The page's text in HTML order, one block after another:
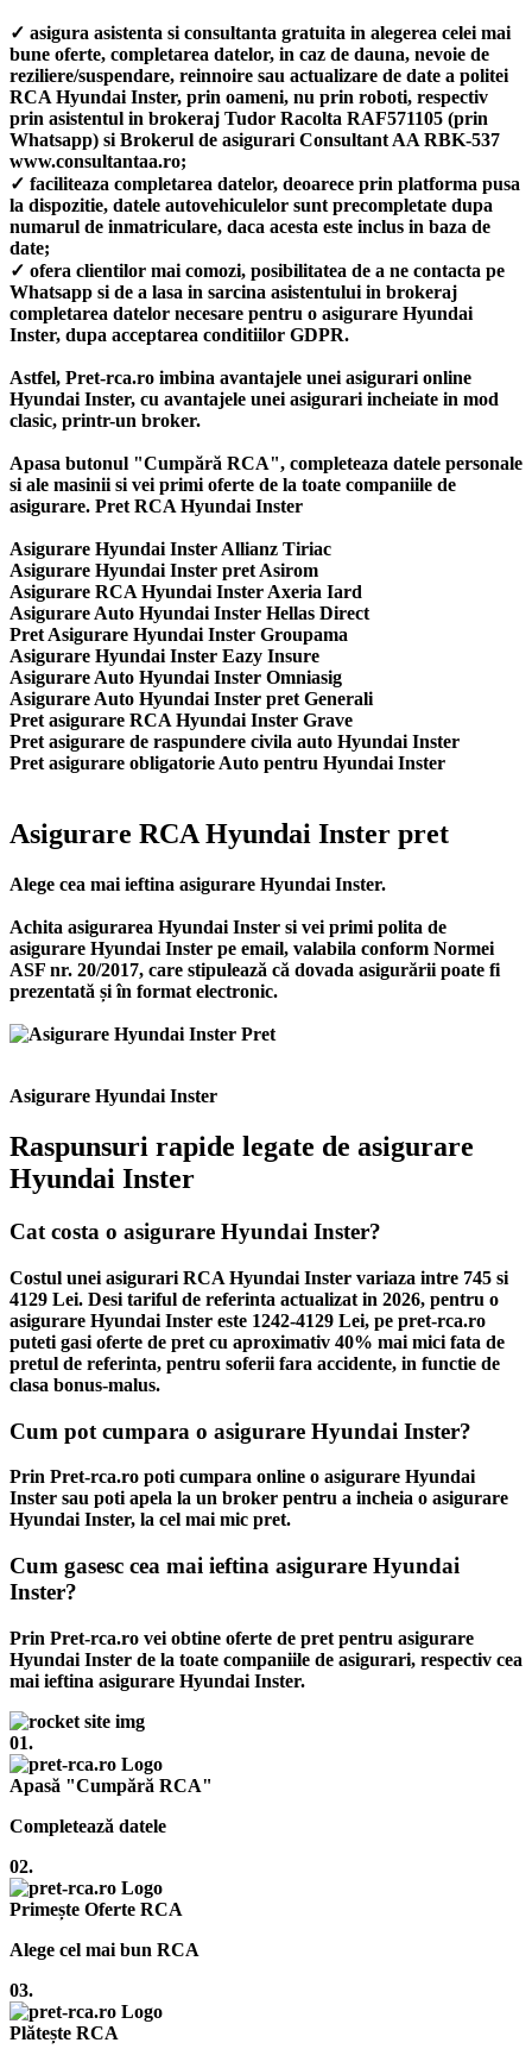
✓ asigura asistenta si consultanta gratuita in alegerea celei mai
bune oferte, completarea datelor, in caz de dauna, nevoie de
reziliere/suspendare, reinnoire sau actualizare de date a politei
RCA Hyundai Inster, prin oameni, nu prin roboti, respectiv
prin asistentul in brokeraj Tudor Racolta RAF571105 (prin
Whatsapp) si Brokerul de asigurari Consultant AA RBK-537
www.consultantaa.ro;
✓ faciliteaza completarea datelor, deoarece prin platforma pusa
la dispozitie, datele autovehiculelor sunt precompletate dupa
numarul de inmatriculare, daca acesta este inclus in baza de
date;
✓ ofera clientilor mai comozi, posibilitatea de a ne contacta pe
Whatsapp si de a lasa in sarcina asistentului in brokeraj
completarea datelor necesare pentru o asigurare Hyundai
Inster, dupa acceptarea conditiilor GDPR.
Astfel, Pret-rca.ro imbina avantajele unei asigurari online
Hyundai Inster, cu avantajele unei asigurari incheiate in mod
clasic, printr-un broker.
Apasa butonul "Cumpără RCA", completeaza datele personale
si ale masinii si vei primi oferte de la toate companiile de
asigurare. Pret RCA Hyundai Inster
Asigurare Hyundai Inster Allianz Tiriac
Asigurare Hyundai Inster pret Asirom
Asigurare RCA Hyundai Inster Axeria Iard
Asigurare Auto Hyundai Inster Hellas Direct
Pret Asigurare Hyundai Inster Groupama
Asigurare Hyundai Inster Eazy Insure
Asigurare Auto Hyundai Inster Omniasig
Asigurare Auto Hyundai Inster pret Generali
Pret asigurare RCA Hyundai Inster Grave
Pret asigurare de raspundere civila auto Hyundai Inster
Pret asigurare obligatorie Auto pentru Hyundai Inster
Asigurare RCA Hyundai Inster pret
Alege cea mai ieftina asigurare Hyundai Inster.
Achita asigurarea Hyundai Inster si vei primi polita de
asigurare Hyundai Inster pe email, valabila conform Normei
ASF nr. 20/2017, care stipulează că dovada asigurării poate fi
prezentată și în format electronic.
Asigurare Hyundai Inster
Raspunsuri rapide legate de asigurare
Hyundai Inster
Cat costa o asigurare Hyundai Inster?
Costul unei asigurari RCA Hyundai Inster variaza intre 745 si
4129 Lei. Desi tariful de referinta actualizat in 2026, pentru o
asigurare Hyundai Inster este 1242-4129 Lei, pe pret-rca.ro
puteti gasi oferte de pret cu aproximativ 40% mai mici fata de
pretul de referinta, pentru soferii fara accidente, in functie de
clasa bonus-malus.
Cum pot cumpara o asigurare Hyundai Inster?
Prin Pret-rca.ro poti cumpara online o asigurare Hyundai
Inster sau poti apela la un broker pentru a incheia o asigurare
Hyundai Inster, la cel mai mic pret.
Cum gasesc cea mai ieftina asigurare Hyundai
Inster?
Prin Pret-rca.ro vei obtine oferte de pret pentru asigurare
Hyundai Inster de la toate companiile de asigurari, respectiv cea
mai ieftina asigurare Hyundai Inster.
01.
Apasă "Cumpără RCA"
Completează datele
02.
Primește Oferte RCA
Alege cel mai bun RCA
03.
Plătește RCA